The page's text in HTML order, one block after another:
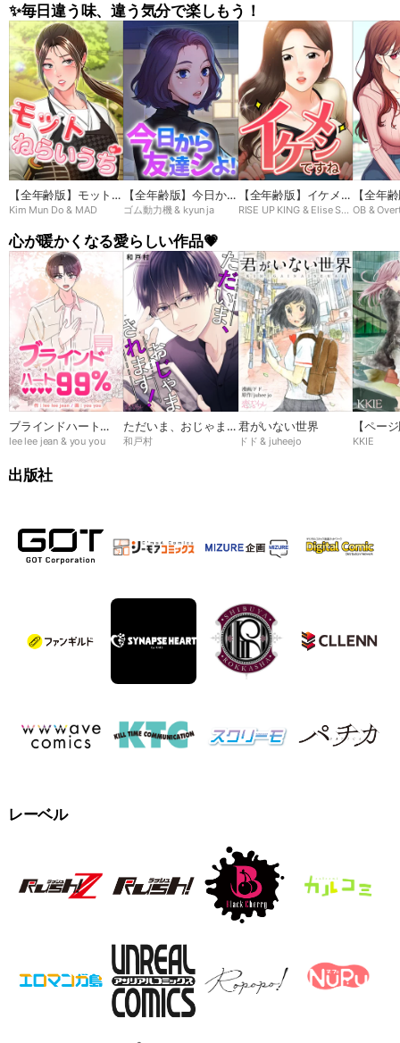
✨毎日違う味、違う気分で楽しもう！
【全年齢版】モットね
らいうち➸♡
Kim Mun Do & MAD
【全年齢版】今日から
友達シよ！
ゴム動力機 & kyun ja
【全年齢版】イケメン
ですね
RISE UP KING & Elise Shin
【全年
ン
OB &
心が暖かくなる愛らしい作品💗
ブラインドハート
99％
lee lee jean & you you
ただいま、おじゃまさ
れます！
和戸村
君がいない世界
ドド & juheejo
【ペー
夜
KKIE
出版社
レーベル